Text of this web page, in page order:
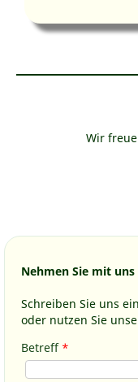
Wir
Nehmen Sie mit
Schreiben Sie uns
oder nutzen Sie
Betreff *